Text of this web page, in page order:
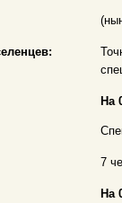
На
7
На